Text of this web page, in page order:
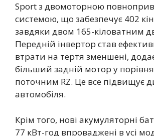
Sport з двомоторною
системою, що забезпечує 402
завдяки двом 165-кіловатним
Передній інвертор став
втрати на тертя зменшені,
більший задній мотор у
поточним RZ. Це все підвищує
автомобіля.
Крім того, нові акумуляторні
77 кВт-год впроваджені в усі